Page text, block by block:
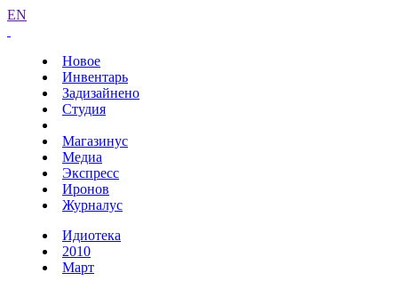
EN
Новое
Инвентарь
Задизайнено
Студия
Магазинус
Медиа
Экспресс
Иронов
Журналус
Идиотека
2010
Март